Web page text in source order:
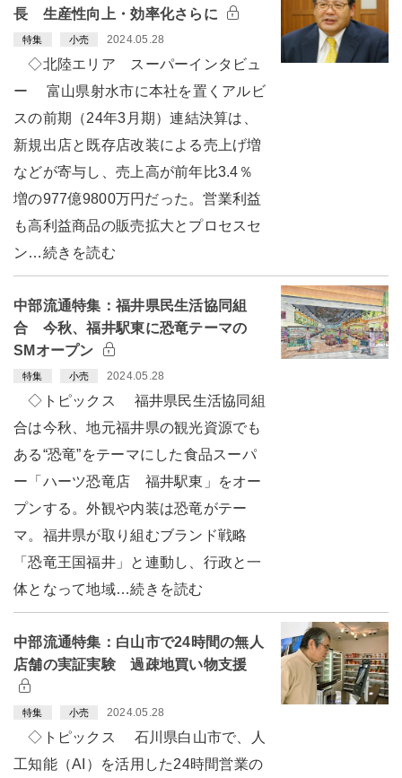
長 生産性向上・効率化さらに
特集 小売 2024.05.28
◇北陸エリア スーパーインタビュ
ー 富山県射水市に本社を置くアルビ
スの前期（24年3月期）連結決算は、
新規出店と既存店改装による売上げ増
などが寄与し、売上高が前年比3.4％
増の977億9800万円だった。営業利益
も高利益商品の販売拡大とプロセスセ
ン…続きを読む
中部流通特集：福井県民生活協同組
合 今秋、福井駅東に恐竜テーマの
SMオープン
特集 小売 2024.05.28
◇トピックス 福井県民生活協同組
合は今秋、地元福井県の観光資源でも
ある“恐竜”をテーマにした食品スーパ
ー「ハーツ恐竜店 福井駅東」をオー
プンする。外観や内装は恐竜がテー
マ。福井県が取り組むブランド戦略
「恐竜王国福井」と連動し、行政と一
体となって地域…続きを読む
中部流通特集：白山市で24時間の無人
店舗の実証実験 過疎地買い物支援
特集 小売 2024.05.28
◇トピックス 石川県白山市で、人
工知能（AI）を活用した24時間営業の